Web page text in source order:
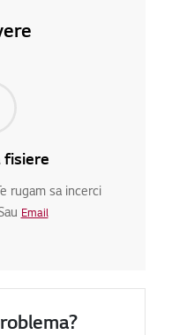
fisiere
rugam sa incerci
Email